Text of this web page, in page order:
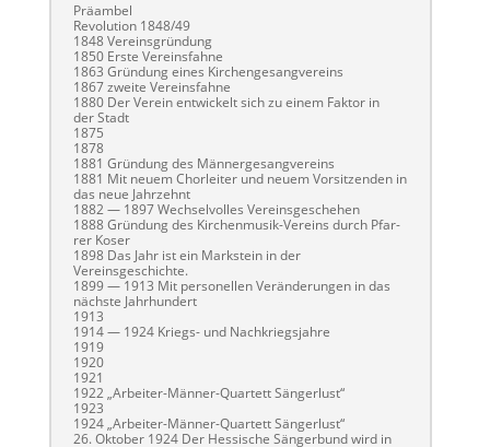
Präam­bel
Rev­o­lu­tion 1848/49
1848 Vere­ins­grün­dung
1850 Erste Vereinsfahne
1863 Grün­dung eines Kirchengesangvereins
1867 zweite Vereinsfahne
1880 Der Vere­in entwick­elt sich zu einem Fak­tor in
der Stadt
1875
1878
1881 Grün­dung des Männergesangvereins
1881 Mit neuem Chor­leit­er und neuem Vor­sitzen­den in
das neue Jahrzehnt
1882 — 1897 Wech­selvolles Vereinsgeschehen
1888 Grün­dung des Kirchen­musik-Vere­ins durch Pfar­
rer Koser
1898 Das Jahr ist ein Mark­stein in der
Vereinsgeschichte.
1899 — 1913 Mit per­son­ellen Verän­derun­gen in das
näch­ste Jahrhundert
1913
1914 — 1924 Kriegs- und Nachkriegsjahre
1919
1920
1921
1922 „Arbeit­er-Män­ner-Quar­tett Sängerlust“
1923
1924 „Arbeit­er-Män­ner-Quar­tett Sängerlust“
26. Okto­ber 1924 Der Hes­sis­che Sänger­bund wird in